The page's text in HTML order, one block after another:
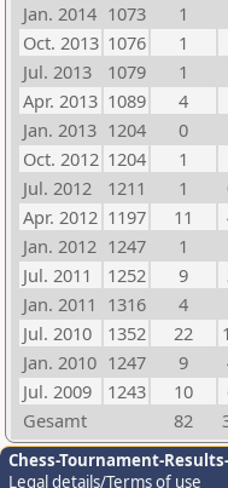
Jan. 2014 1073 1
Oct. 2013 1076 1
Jul. 2013
1079 1
Apr. 2013 1089 4
Jan. 2013 1204 0
Oct. 2012 1204 1
Jul. 2012
1211 1
Apr. 2012 1197 11
Jan. 2012 1247 1
Jul. 2011
1252 9
Jan. 2011 1316 4
Jul. 2010
1352 22
Jan. 2010 1247 9
Jul. 2009
1243 10
Gesamt
82
Chess-Tournament-
Legal details/Terms of use